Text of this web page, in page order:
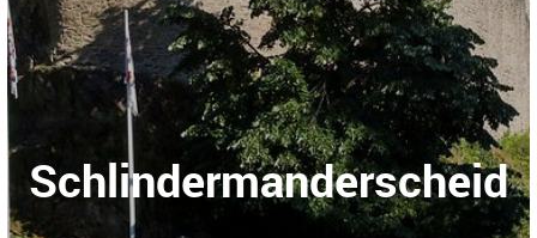
Schlindermanderscheid